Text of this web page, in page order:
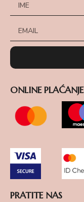
ONLINE PLAĆANJE
PRATITE NAS